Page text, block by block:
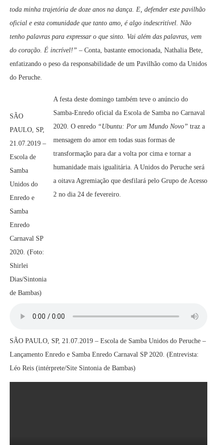
toda minha trajetória de doze anos na dança. E, defender este pavilhão
oficial e esta comunidade que tanto amo, é algo indescritível. Não
tenho palavras para expressar o que sinto. Vai além das palavras, vem
do coração. É incrível!” – Conta, bastante emocionada, Nathalia Bete,
enfatizando o peso da responsabilidade de um Pavilhão como da Unidos
do Peruche.
SÃO
PAULO, SP,
21.07.2019 –
Escola de
Samba
Unidos do
Enredo e
Samba
Enredo
Carnaval SP
2020. (Foto:
Shirlei
Dias/Sintonia
de Bambas)
A festa deste domingo também teve o anúncio do
Samba-Enredo oficial da Escola de Samba no Carnaval
2020. O enredo “Ubuntu: Por um Mundo Novo” traz a
mensagem do amor em todas suas formas de
transformação para dar a volta por cima e tornar a
humanidade mais igualitária. A Unidos do Peruche será
a oitava Agremiação que desfilará pelo Grupo de Acesso
2 no dia 24 de fevereiro.
SÃO PAULO, SP, 21.07.2019 – Escola de Samba Unidos do Peruche –
Lançamento Enredo e Samba Enredo Carnaval SP 2020. (Entrevista:
Léo Reis (intérprete/Site Sintonia de Bambas)